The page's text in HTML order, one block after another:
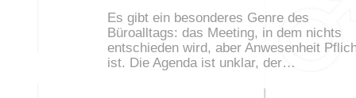
Es gibt ein besonderes Genre des
Büroalltags: das Meeting, in dem nichts
entschieden wird, aber Anwesenheit
ist. Die Agenda ist unklar, der…